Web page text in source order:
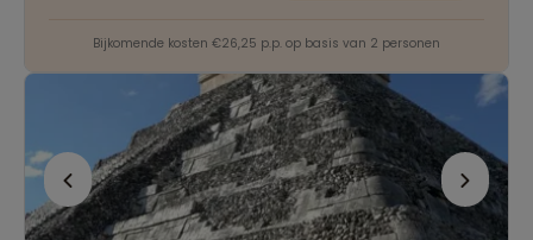
Bijkomende kosten €26,25 p.p. op basis van 2 personen